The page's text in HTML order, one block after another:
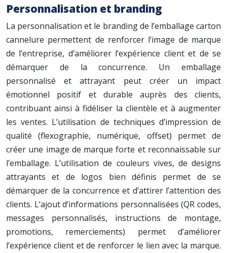
Personnalisation et branding
La personnalisation et le branding de l’emballage carton
cannelure permettent de renforcer l’image de marque
de l’entreprise, d’améliorer l’expérience client et de se
démarquer de la concurrence. Un emballage
personnalisé et attrayant peut créer un impact
émotionnel positif et durable auprès des clients,
contribuant ainsi à fidéliser la clientèle et à augmenter
les ventes. L’utilisation de techniques d’impression de
qualité (flexographie, numérique, offset) permet de
créer une image de marque forte et reconnaissable sur
l’emballage. L’utilisation de couleurs vives, de designs
attrayants et de logos bien définis permet de se
démarquer de la concurrence et d’attirer l’attention des
clients. L’ajout d’informations personnalisées (QR codes,
messages personnalisés, instructions de montage,
promotions, remerciements) permet d’améliorer
l’expérience client et de renforcer le lien avec la marque.